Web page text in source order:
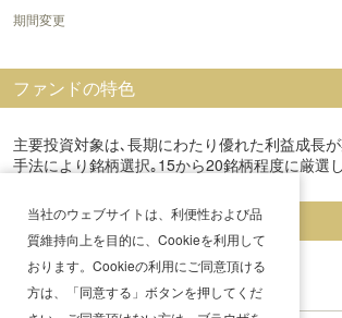
期間変更
ファンドの特色
主要投資対象は､長期にわたり優れた利益成長
手法により銘柄選択｡15から20銘柄程度に厳選
分配金履歴
当社のウェブサイトは、利便性および品
質維持向上を目的に、Cookieを利用して
おります。Cookieの利用にご同意頂ける
方は、「同意する」ボタンを押してくだ